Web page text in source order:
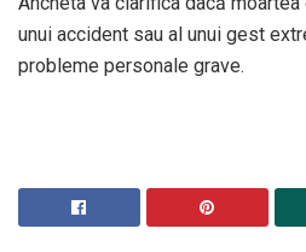
unui accident sau al unui gest
probleme personale grave.